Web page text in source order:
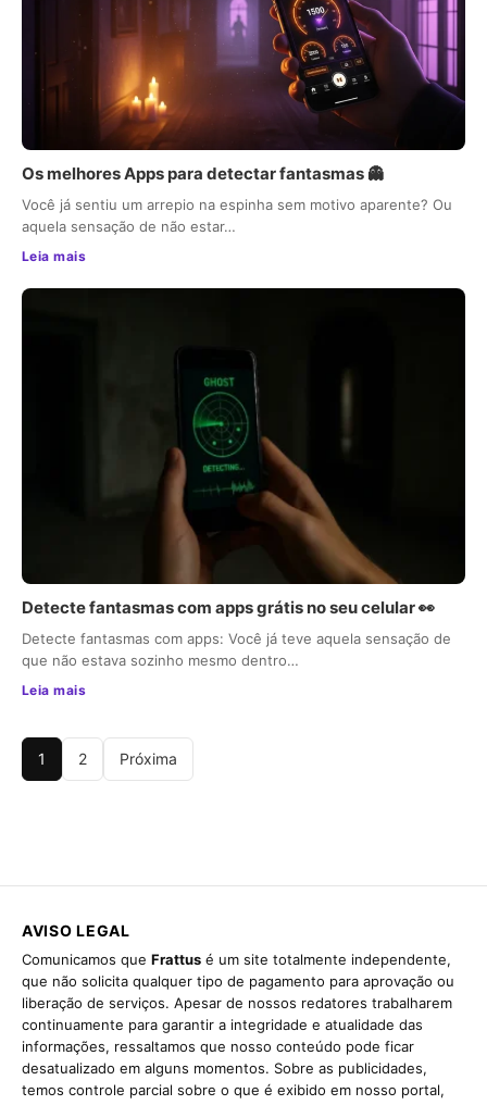
Os melhores Apps para detectar fantasmas 👻
Você já sentiu um arrepio na espinha sem motivo aparente? Ou
aquela sensação de não estar…
Leia mais
Detecte fantasmas com apps grátis no seu celular 👀
Detecte fantasmas com apps: Você já teve aquela sensação de
que não estava sozinho mesmo dentro…
Leia mais
1 2 Próxima
AVISO LEGAL
Comunicamos que Frattus é um site totalmente independente,
que não solicita qualquer tipo de pagamento para aprovação ou
liberação de serviços. Apesar de nossos redatores trabalharem
continuamente para garantir a integridade e atualidade das
informações, ressaltamos que nosso conteúdo pode ficar
desatualizado em alguns momentos. Sobre as publicidades,
temos controle parcial sobre o que é exibido em nosso portal,